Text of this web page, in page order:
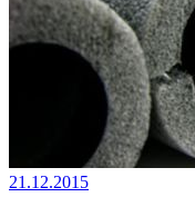
21.12.2015